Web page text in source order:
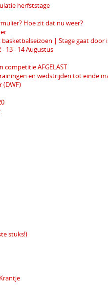
herfststage
Hoe zit dat nu weer?
| Stage gaat door
13 - 14 Augustus
competitie AFGELAST
en wedstrijden tot einde
(DWF)
stuks!)